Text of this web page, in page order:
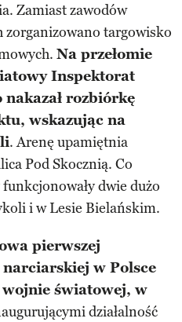
Zamiast zawodów
targowisko
Na przełomie
Inspektorat
rozbiórkę
wskazując na
. Arenę upamiętnia
Pod Skocznią. Co
dwie dużo
i w Lesie Bielańskim.
pierwszej
w Polsce
wojnie światowej, w
działalność